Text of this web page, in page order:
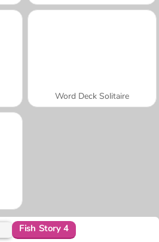
Word Deck Solitaire
Fish Story 4